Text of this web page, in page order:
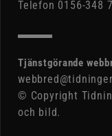
Telefon 0156-348
Tjänstgörande
© Copyright
och bild.